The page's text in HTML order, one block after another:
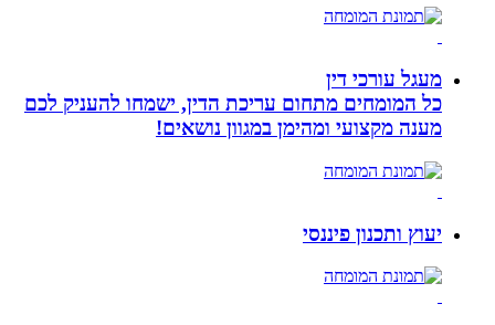
מעגל עורכי דין
כל המומחים מתחום עריכת הדין, ישמחו להעניק לכם
מענה מקצועי ומהימן במגוון נושאים!
יעוץ ותכנון פיננסי